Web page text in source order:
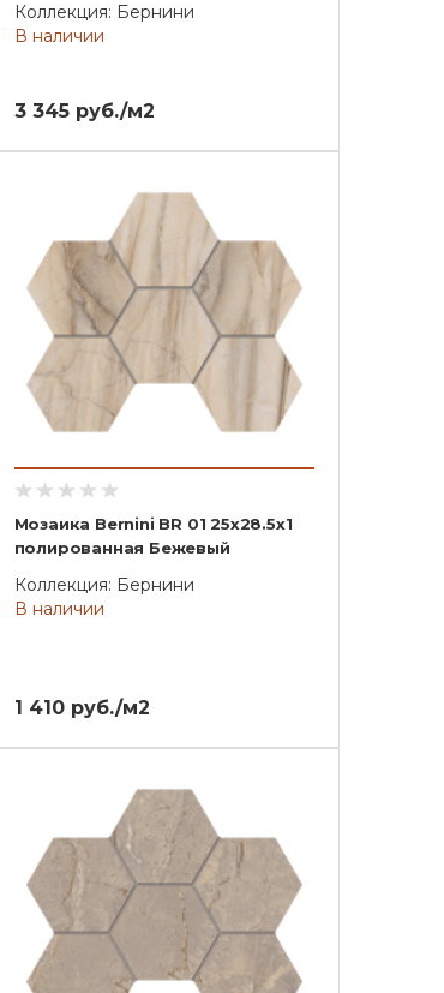
Коллекция: Бернини
В наличии
3 345 руб./м2
Мозаика Bernini BR 01 25x28.5x1
полированная Бежевый
Коллекция: Бернини
В наличии
1 410 руб./м2